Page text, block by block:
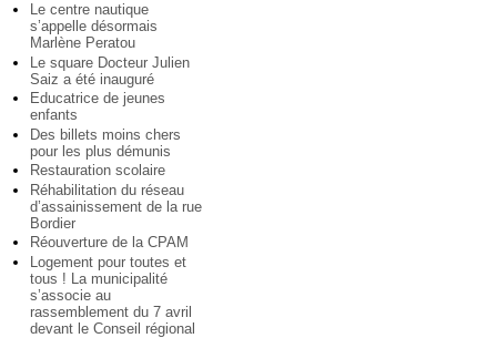
Le centre nautique
s’appelle désormais
Marlène Peratou
Le square Docteur Julien
Saiz a été inauguré
Educatrice de jeunes
enfants
Des billets moins chers
pour les plus démunis
Restauration scolaire
Réhabilitation du réseau
d’assainissement de la rue
Bordier
Réouverture de la CPAM
Logement pour toutes et
tous ! La municipalité
s’associe au
rassemblement du 7 avril
devant le Conseil régional